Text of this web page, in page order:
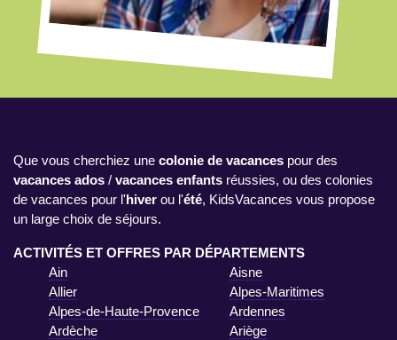
Que vous cherchiez une colonie de vacances pour des
vacances ados / vacances enfants réussies, ou des colonies
de vacances pour l'hiver ou l'été, KidsVacances vous propose
un large choix de séjours.
ACTIVITÉS ET OFFRES PAR DÉPARTEMENTS
Ain
Aisne
Allier
Alpes-Maritimes
Alpes-de-Haute-Provence
Ardennes
Ardèche
Ariège